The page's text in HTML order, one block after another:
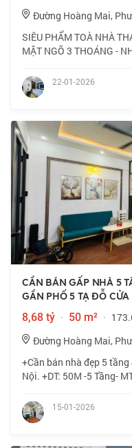
Đường Hoàng Mai,
SIÊU PHẨM TOÀ NHÀ
MẶT NGÕ 3 THOÁNG -
m giá 12.8 tỷ + Vị trí:
22-01-2026
CẦN BÁN GẤP NHÀ 5
GẦN PHỐ 5 TẠ ĐỖ
8,68 tỷ · 50 m² ·
Đường Hoàng Mai,
+Cần bán nhà đẹp 5
Nội. +DT: 50M -5 Tầng-
dân sinh, trường học các
15-01-2026